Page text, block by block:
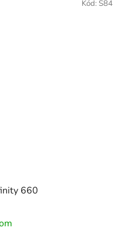
660
Kód: S84